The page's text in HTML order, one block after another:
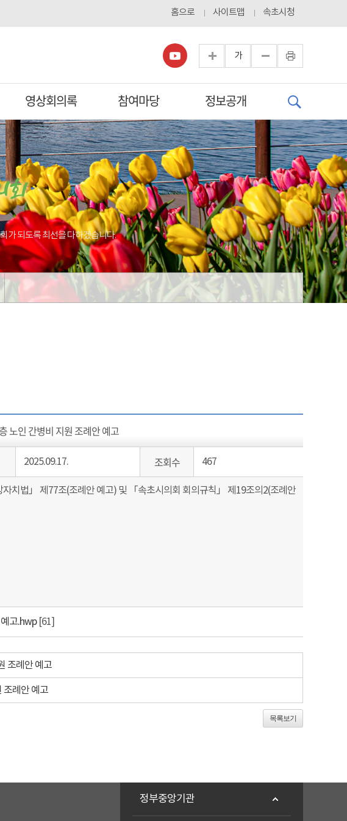
홈으로 사이트맵 속초시청
가
영상회의록 참여마당 정보공개
가 되도록 최선을 다하겠습니다.
노인 간병비 지원 조례안 예고
2025.09.17. 조회수 467
치법」 제77조(조례안 예고) 및 「속초시의회 회의규칙」 제19조의2(조례안
고.hwp [61]
조례안 예고
조례안 예고
목록보기
정부중앙기관